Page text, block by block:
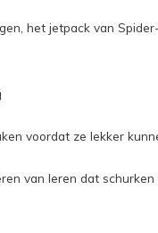
het jetpack van
voordat ze lekker
van leren dat